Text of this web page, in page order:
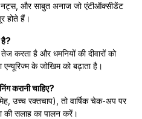
नट्स, और साबुत अनाज जो एंटीऑक्सीडेंट
होते हैं।
है?
करता है और धमनियों की दीवारों को
के जोखिम को बढ़ाता है।
करानी चाहिए?
उच्च रक्तचाप), तो वार्षिक चेक-अप पर
की सलाह का पालन करें।